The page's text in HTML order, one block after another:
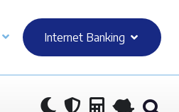
Internet Banking